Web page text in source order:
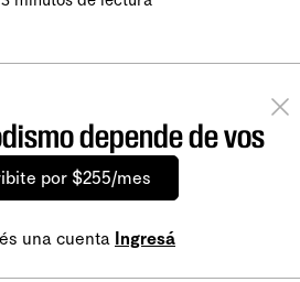
depende de vos
por $255/mes
una cuenta Ingresá